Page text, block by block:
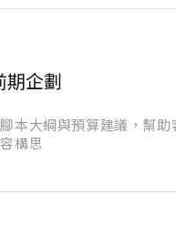
期企劃
本大綱與預算建議，幫助
構思